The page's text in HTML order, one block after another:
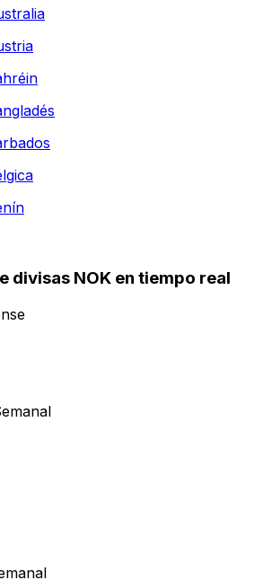
divisas NOK en tiempo real